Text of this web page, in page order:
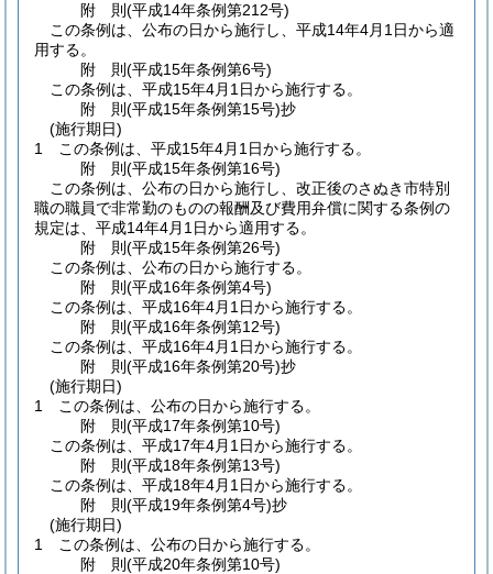
附 則(平成14年条例第212号)
この条例は、公布の日から施行し、平成14年4月1日から適
用する。
附 則(平成15年条例第6号)
この条例は、平成15年4月1日から施行する。
附 則(平成15年条例第15号)抄
(施行期日)
1
この条例は、平成15年4月1日から施行する。
附 則(平成15年条例第16号)
この条例は、公布の日から施行し、改正後のさぬき市特別
職の職員で非常勤のものの報酬及び費用弁償に関する条例の
規定は、平成14年4月1日から適用する。
附 則(平成15年条例第26号)
この条例は、公布の日から施行する。
附 則(平成16年条例第4号)
この条例は、平成16年4月1日から施行する。
附 則(平成16年条例第12号)
この条例は、平成16年4月1日から施行する。
附 則(平成16年条例第20号)抄
(施行期日)
1
この条例は、公布の日から施行する。
附 則(平成17年条例第10号)
この条例は、平成17年4月1日から施行する。
附 則(平成18年条例第13号)
この条例は、平成18年4月1日から施行する。
附 則(平成19年条例第4号)抄
(施行期日)
1
この条例は、公布の日から施行する。
附 則(平成20年条例第10号)